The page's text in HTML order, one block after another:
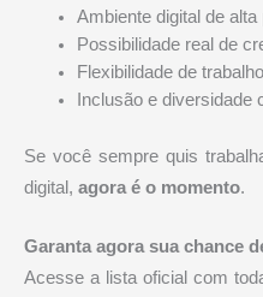
Ambiente digital de
Possibilidade real de
Flexibilidade de trabalho
Inclusão e diversidade
Se você sempre quis
digital, agora é o momento.
Garanta agora sua chance
Acesse a lista oficial com